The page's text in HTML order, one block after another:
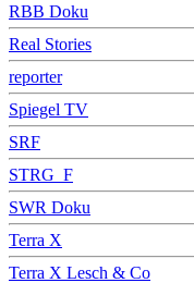
RBB Doku
Real Stories
reporter
Spiegel TV
SRF
STRG_F
SWR Doku
Terra X
Terra X Lesch & Co